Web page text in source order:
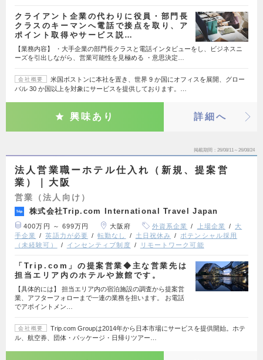
クライアント企業の代わりに役員・部門長
クラスのキーマンへ電話で接点を取り、ア
ポイント取得やサービス説…
【業務内容】 ・大手企業の部門長クラスと電話インタビューをし、ビジネスニ
ーズを引出しながら、営業可能性を見極める ・意思決定…
会社概要
米国ボストンに本社を置き、世界 9 か国にオフィスを展開、グロー
バル 30 か国以上を対象にサービスを提供しております。…
興味あり 詳細へ
掲載期間 26/08/11～26/08/24
法人営業職ーホテル仕入れ（新規、提案営
業）｜大阪
営業（法人向け）
株式会社Trip.com International Travel Japan
400万円 ～ 699万円 大阪府 外資系企業 上場企業
大
手企業
英語力が必要 転勤なし 土日祝休み
ポテンシャル採用
（未経験可）
インセンティブ制度 リモートワーク可能
「Trip.com」の提案営業◆主な営業先は
担当エリア内のホテルや旅館です。
【具体的には】 担当エリア内の宿泊施設の調査から提案営
業、アフターフォローまで一連の業務を担います。 お電話
でアポイントメン…
会社概要
Trip.com Groupは2014年から日本市場にサービスを提供開始。ホテ
ル、航空券、団体・パッケージ・日帰りツアー…